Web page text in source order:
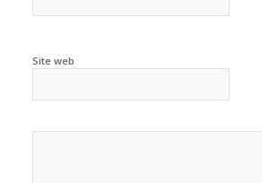
Site web